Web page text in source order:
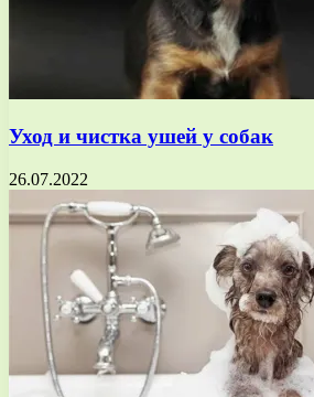
Уход и чистка ушей у собак
26.07.2022